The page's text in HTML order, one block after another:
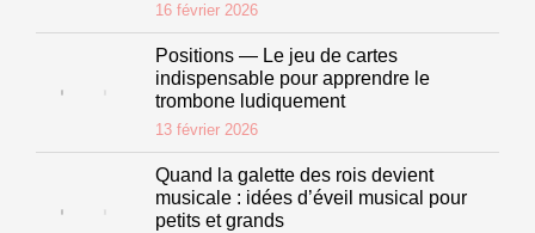
16 février 2026
Positions — Le jeu de cartes
indispensable pour apprendre le
trombone ludiquement
13 février 2026
Quand la galette des rois devient
musicale : idées d’éveil musical pour
petits et grands